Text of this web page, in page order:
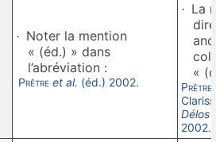
· Noter la mention
« (éd.) » dans
l’abréviation :
Prêtre et al. (éd.) 2002.
· La
«
Prêtre
Délos
2002.